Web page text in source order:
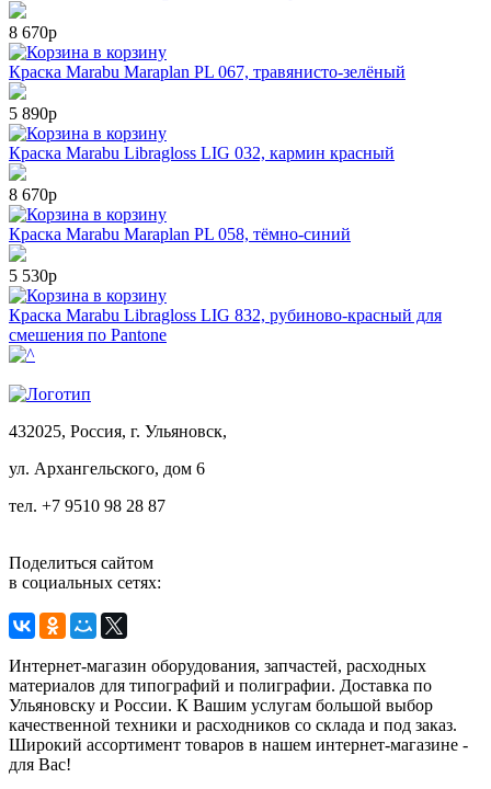
8 670р
в корзину
Краска Маrabu Maraplan PL 067, травянисто-зелёный
5 890р
в корзину
Краска Маrabu Libragloss LIG 032, кармин красный
8 670р
в корзину
Краска Маrabu Maraplan PL 058, тёмно-синий
5 530р
в корзину
Краска Маrabu Libragloss LIG 832, рубиново-красный для
смешения по Pantone
432025, Россия, г. Ульяновск,
ул. Архангельского, дом 6
тел. +7 9510 98 28 87
Поделиться сайтом
в социальных сетях:
Интернет-магазин оборудования, запчастей, расходных
материалов для типографий и полиграфии. Доставка по
Ульяновску и России. К Вашим услугам большой выбор
качественной техники и расходников со склада и под заказ.
Широкий ассортимент товаров в нашем интернет-магазине -
для Вас!